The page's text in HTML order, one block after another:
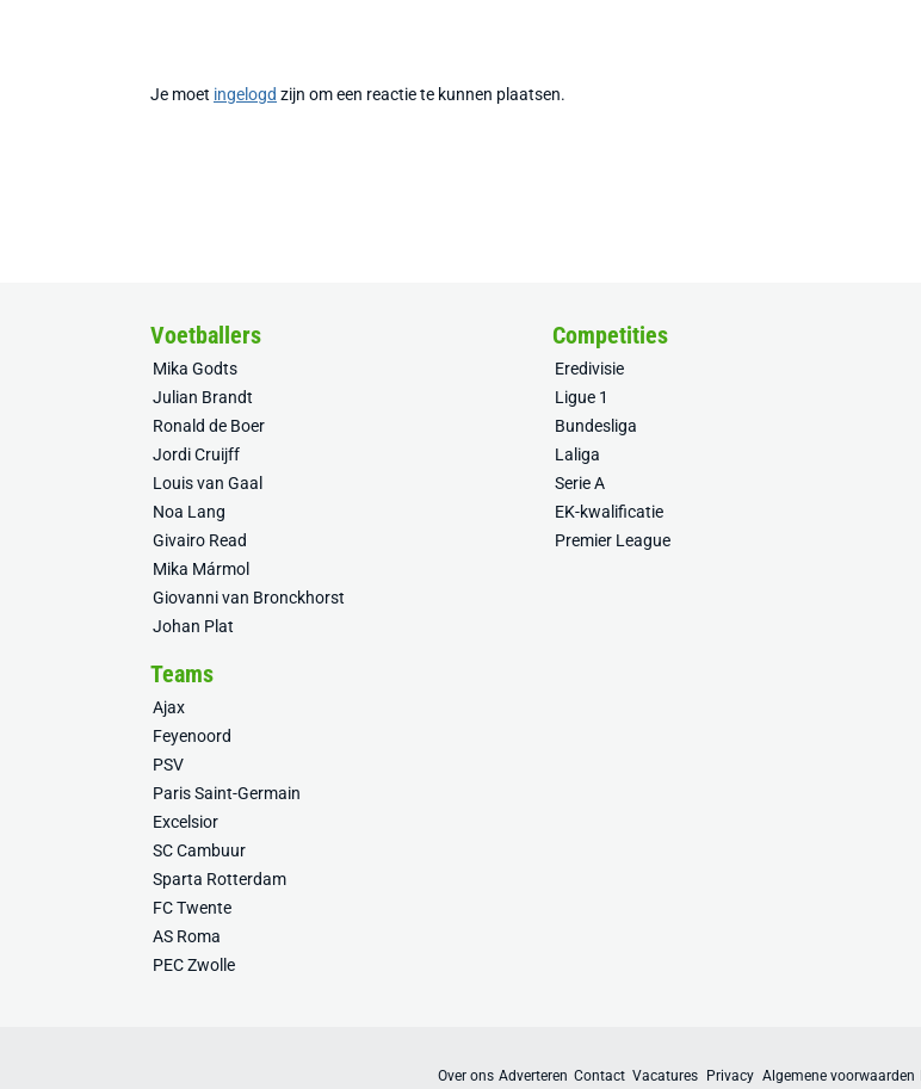
Je moet ingelogd zijn om een reactie te kunnen plaatsen.
Voetballers
Mika Godts
Julian Brandt
Ronald de Boer
Jordi Cruijff
Louis van Gaal
Noa Lang
Givairo Read
Mika Mármol
Giovanni van Bronckhorst
Johan Plat
Competities
Eredivisie
Ligue 1
Bundesliga
Laliga
Serie A
EK-kwalificatie
Premier League
Teams
Ajax
Feyenoord
PSV
Paris Saint-Germain
Excelsior
SC Cambuur
Sparta Rotterdam
FC Twente
AS Roma
PEC Zwolle
Over ons Adverteren Contact Vacatures Privacy Algemene voorwaarden